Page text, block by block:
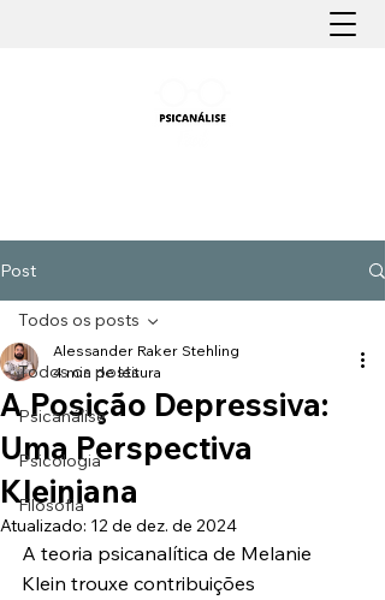
Post
Todos os posts
Psicanálise
Psicologia
Filosofia
Todos os posts
A Posição Depressiva:
Uma Perspectiva
Kleiniana
Alessander Raker Stehling
4 min de leitura
Atualizado: 12 de dez. de 2024
A teoria psicanalítica de Melanie
Klein trouxe contribuições